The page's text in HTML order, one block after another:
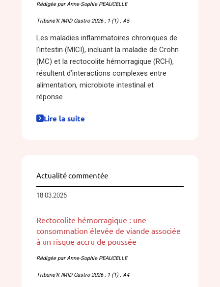
Rédigée par Anne-Sophie PEAUCELLE
Tribune'K IMID Gastro 2026 ; 1 (1) : A5
Les maladies inflammatoires chroniques de
l’intestin (MICI), incluant la maladie de Crohn
(MC) et la rectocolite hémorragique (RCH),
résultent d’interactions complexes entre
alimentation, microbiote intestinal et
réponse...
Lire la suite
Actualité commentée
18.03.2026
Rectocolite hémorragique : une
consommation élevée de viande associée
à un risque accru de poussée
Rédigée par Anne-Sophie PEAUCELLE
Tribune'K IMID Gastro 2026 ; 1 (1) : A4